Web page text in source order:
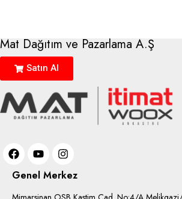
Mat Dağıtım ve Pazarlama A.Ş
Satın Al
Genel Merkez